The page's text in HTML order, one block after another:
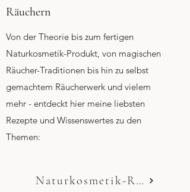
Räuchern
Von der Theorie bis zum fertigen
Naturkosmetik-Produkt, von magischen
Räucher-Traditionen bis hin zu selbst
gemachtem Räucherwerk und vielem
mehr - entdeckt hier meine liebsten
Rezepte und Wissenswertes zu den
Themen:
Naturkosmetik-Rezepte